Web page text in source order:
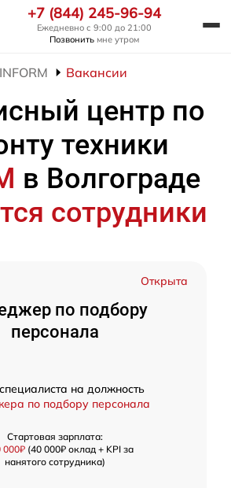
+7 (844) 245-96-94
Ежедневно с 9:00 до 21:00
Позвонить мне утром
Вакансии
центр по
техники
в Волгограде
сотрудники
Открыта
по подбору
персонала
на должность
по подбору персонала
Стартовая зарплата:
000₽(40 000₽ оклад + KPI за
нанятого сотрудника)